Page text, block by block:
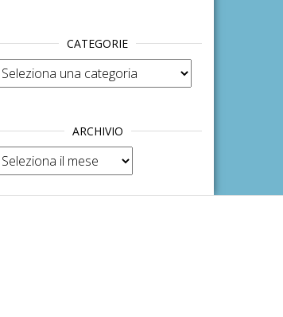
CATEGORIE
Categorie
ARCHIVIO
Archivio